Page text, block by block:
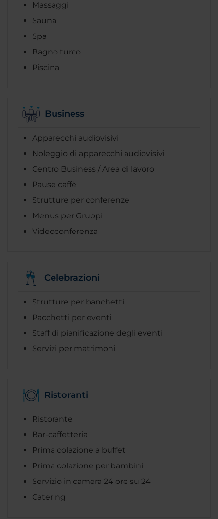
Massaggi
Sauna
Spa
Bagno turco
Piscina
Business
Apparecchi audiovisivi
Noleggio di apparecchi audiovisivi
Centro Business / Area di lavoro
Pause caffè
Strutture per conferenze
Menus per Gruppi
Videoconferenza
Celebrazioni
Strutture per banchetti
Pacchetti per eventi
Staff di pianificazione degli eventi
Servizi per matrimoni
Ristoranti
Ristorante
Bar-caffetteria
Prima colazione a buffet
Prima colazione per bambini
Servizio in camera 24 ore su 24
Catering